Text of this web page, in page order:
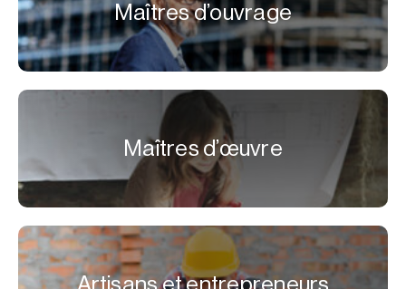
Maîtres d’ouvrage
Maîtres d’œuvre
Artisans et entrepreneurs